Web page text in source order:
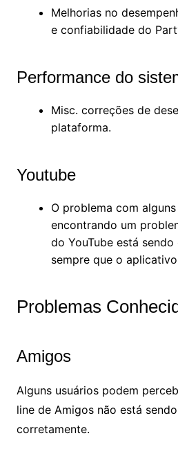
Melhorias no
e confiabilidade do
Performance do
Misc. correções de
plataforma.
Youtube
O problema com
encontrando um
do YouTube está
sempre que o
Problemas
Amigos
Alguns usuários podem
line de Amigos não está
corretamente.